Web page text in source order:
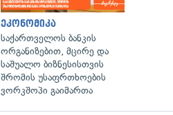
ეკონომიკა
საქართველოს ბანკის
ორგანიზებით, მცირე და
საშუალო ბიზნესისთვის
შრომის უსაფრთხოების
ვორკშოპი გაიმართა